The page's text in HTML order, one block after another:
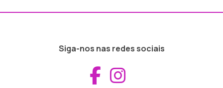
Siga-nos nas redes sociais
Aceder ao